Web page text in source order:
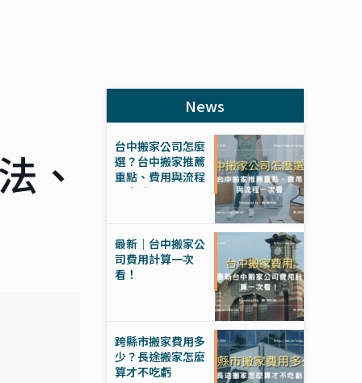
、
News
台中搬家公司怎麼
選？台中搬家推薦
重點、費用與流程
一次看
最新｜台中搬家公
司費用計算一次
看！
跨縣市搬家費用多
少？長途搬家怎麼
算才不吃虧